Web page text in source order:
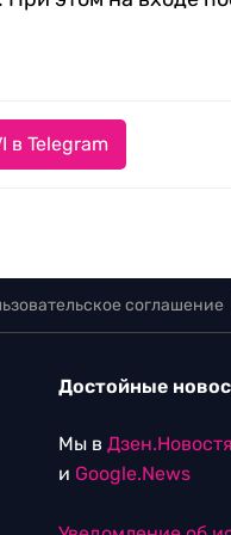
в Telegram
соглашение
Достойные
Мы в
и Google.News